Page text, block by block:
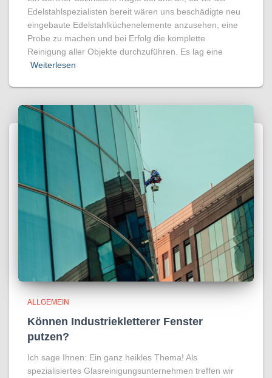
Edelstahlspezialisten bereit wären uns beschädigte neu
eingebaute Edelstahlküchenelemente anzusehen, eine
Probe zu machen und bei Erfolg die komplette
Reinigung aller Objekte durchzuführen. Es lag eine
Weiterlesen
ALLGEMEIN
Können Industriekletterer Fenster
putzen?
Ich sage Ihnen: Ein ganz heikles Thema! Als
spezialisiertes Glasreinigungsunternehmen treffen wir